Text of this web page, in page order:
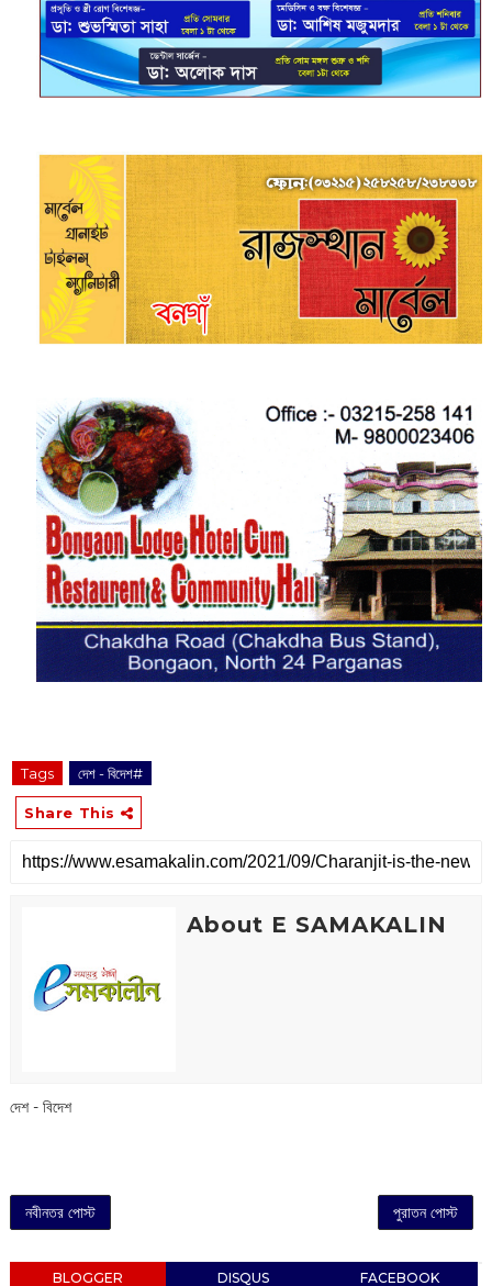
Tags দেশ - বিদেশ#
Share This
About E SAMAKALIN
দেশ - বিদেশ
নবীনতর পোস্ট পুরাতন পোস্ট
BLOGGER DISQUS FACEBOOK